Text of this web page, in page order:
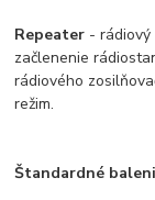
Repeater - rádiový
začlenenie
rádiového
režim.
Štandardné